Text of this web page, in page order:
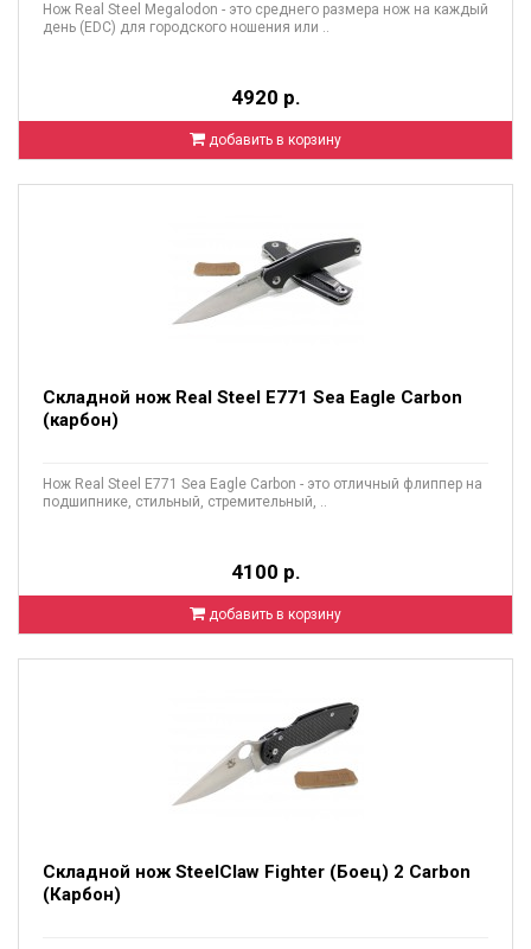
Нож Real Steel Megalodon - это среднего размера нож на каждый
день (EDC) для городского ношения или ..
4920 р.
добавить в корзину
Складной нож Real Steel E771 Sea Eagle Carbon
(карбон)
Нож Real Steel E771 Sea Eagle Carbon - это отличный флиппер на
подшипнике, стильный, стремительный, ..
4100 р.
добавить в корзину
Складной нож SteelClaw Fighter (Боец) 2 Carbon
(Карбон)